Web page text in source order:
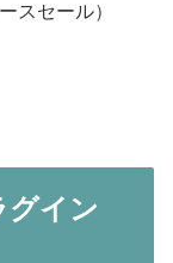
スセール）
グイン